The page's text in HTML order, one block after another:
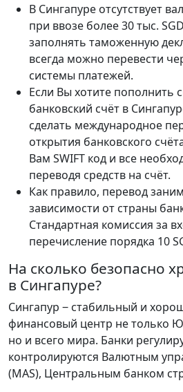
В Сингапуре отсутствует
при ввозе более 30 тыс.
заполнять таможенную
всегда можно перевести
системы платежей.
Если Вы хотите пополнить
банковский счёт в
сделать международное
открытия банковского
Вам SWIFT код и все
переводя средств на счёт.
Как правило, перевод
зависимости от страны
Стандартная комиссия за
перечисление порядка 10
На сколько безопасно
в Сингапуре?
Сингапур ‒ стабильный и
финансовый центр не только
но и всего мира. Банки
контролируются Валютным
(MAS), Центральным банком